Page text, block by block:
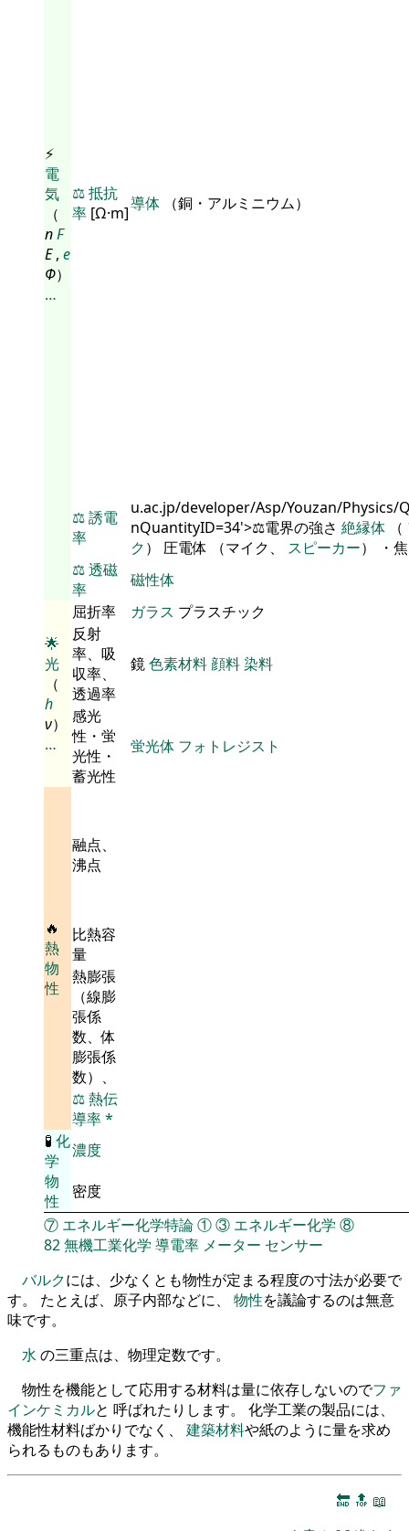
⚡
電
気
（
nF
E, e
Φ）
…
⚖️抵抗
率 [Ω·m]導体 （銅・アルミニウム）
⚖️誘電
率
u.ac.jp/developer/Asp/Youzan/Physics/
nQuantityID=34'>⚖️電界の強さ 絶縁体 （
ク） 圧電体 （マイク、 スピーカー） ・
⚖️透磁
率
磁性体
🌟
光
（
h
ν）
…
屈折率 ガラス プラスチック
反射
率、吸
収率、
透過率
鏡色素材料顔料染料
感光
性・蛍
光性・
蓄光性
蛍光体 フォトレジスト
🔥
熱
物
性
融点、
沸点
比熱容
量
熱膨張
（線膨
張係
数、体
膨張係
数）、
⚖️熱伝
導率*
🧪 化
学
物
性
濃度
密度
⑦ エネルギー化学特論①③ エネルギー化学 ⑧
82無機工業化学 導電率 メーター センサー
バルクには、少なくとも物性が定まる程度の寸法が必要で
す。 たとえば、原子内部などに、 物性を議論するのは無意
味です。
水 の三重点は、物理定数です。
物性を機能として応用する材料は量に依存しないのでファ
インケミカルと 呼ばれたりします。 化学工業の製品には、
機能性材料ばかりでなく、 建築材料や紙のように量を求め
られるものもあります。
🔚 🔝 📖